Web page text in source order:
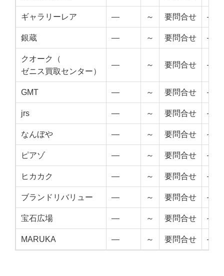
ギャラリーレア — ～ 要問合せ —
銀蔵 — ～ 要問合せ —
クオーク（
ゼニス買取センター）
— ～ 要問合せ —
GMT — ～ 要問合せ —
jrs — ～ 要問合せ —
なんぼや — ～ 要問合せ —
ピアゾ — ～ 要問合せ —
ヒカカク — ～ 要問合せ —
ブランドリバリュー — ～ 要問合せ —
宝石広場 — ～ 要問合せ —
MARUKA — ～ 要問合せ —